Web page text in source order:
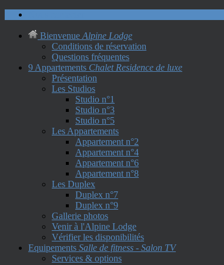
Bienvenue Alpine Lodge
Conditions de réservation
Questions fréquentes
9 Appartements Chalet Residence de luxe
Présentation
Les Studios
Studio n°1
Studio n°3
Studio n°5
Les Appartements
Appartement n°2
Appartement n°4
Appartement n°6
Appartement n°8
Les Duplex
Duplex n°7
Duplex n°9
Gallerie photos
Venir à l'Alpine Lodge
Vérifier les disponibilités
Equipements Salle de fitness - Salon TV
Services & options